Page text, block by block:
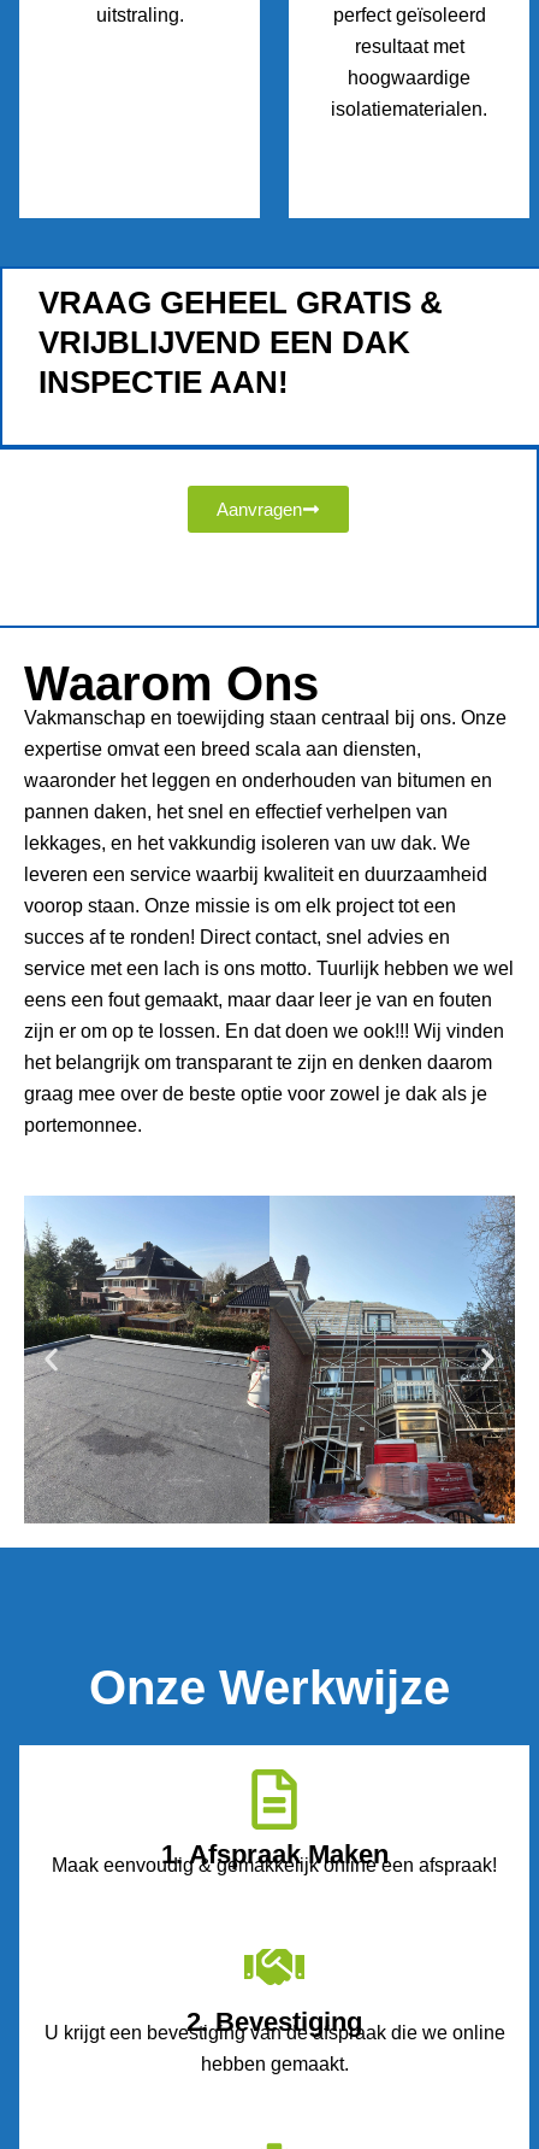
uitstraling.
perfect geïsoleerd
resultaat met
hoogwaardige
isolatiematerialen.
VRAAG GEHEEL GRATIS &
VRIJBLIJVEND EEN DAK
INSPECTIE AAN!
Aanvragen
Waarom Ons
Vakmanschap en toewijding staan centraal bij ons. Onze
expertise omvat een breed scala aan diensten,
waaronder het leggen en onderhouden van bitumen en
pannen daken, het snel en effectief verhelpen van
lekkages, en het vakkundig isoleren van uw dak. We
leveren een service waarbij kwaliteit en duurzaamheid
voorop staan. Onze missie is om elk project tot een
succes af te ronden! Direct contact, snel advies en
service met een lach is ons motto. Tuurlijk hebben we wel
eens een fout gemaakt, maar daar leer je van en fouten
zijn er om op te lossen. En dat doen we ook!!! Wij vinden
het belangrijk om transparant te zijn en denken daarom
graag mee over de beste optie voor zowel je dak als je
portemonnee.
Onze Werkwijze
1. Afspraak Maken
Maak eenvoudig & gemakkelijk online een afspraak!
2. Bevestiging
U krijgt een bevestiging van de afspraak die we online
hebben gemaakt.